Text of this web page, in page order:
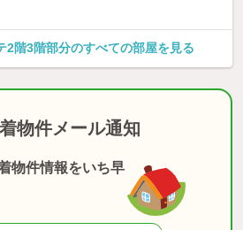
2階3階部分のすべての部屋を見る
物件メール通知
物件情報をいち早